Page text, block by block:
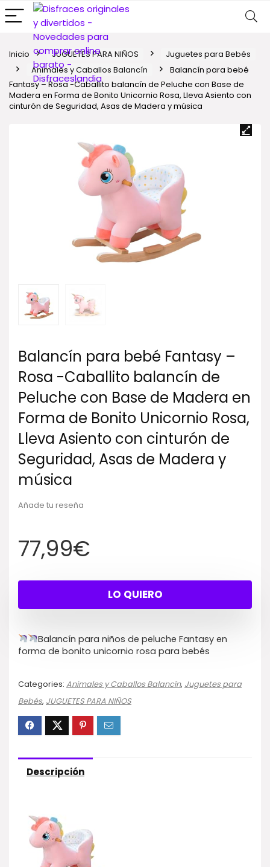
Inicio JUGUETES PARA NIÑOS
Juguetes para Bebés
Animales y Caballos Balancín
Balancín para bebé
Fantasy – Rosa -Caballito balancín de Peluche con Base de
Madera en Forma de Bonito Unicornio Rosa, Lleva Asiento con
cinturón de Seguridad, Asas de Madera y música
Balancín para bebé Fantasy –
Rosa -Caballito balancín de
Peluche con Base de Madera en
Forma de Bonito Unicornio Rosa,
Lleva Asiento con cinturón de
Seguridad, Asas de Madera y
música
Añade tu reseña
77,99€
LO QUIERO
Balancín para niños de peluche Fantasy en
forma de bonito unicornio rosa para bebés
Categories: Animales y Caballos Balancín, Juguetes para
Bebés, JUGUETES PARA NIÑOS
Descripción